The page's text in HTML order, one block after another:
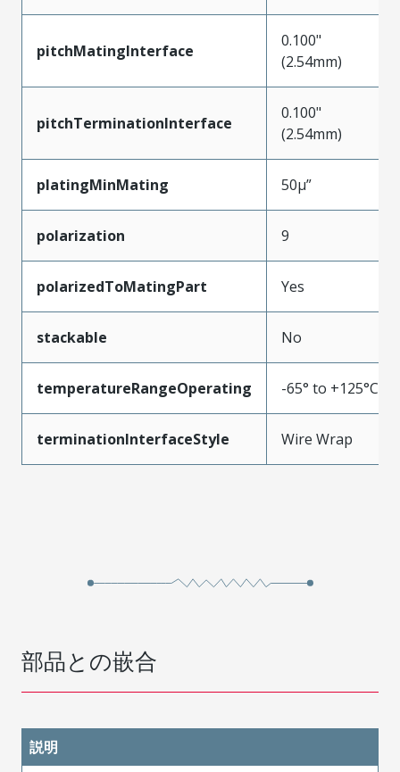
pitchMatingInterface
0.100"
(2.54mm)
pitchTerminationInterface
0.100"
(2.54mm)
platingMinMating 50µ”
polarization 9
polarizedToMatingPart Yes
stackable No
temperatureRangeOperating -65° to +125°C
terminationInterfaceStyle Wire Wrap
部品との嵌合
説明